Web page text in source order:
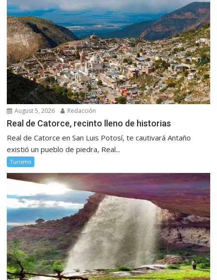
August 5, 2026 Redacción
Real de Catorce, recinto lleno de historias
Real de Catorce en San Luis Potosí, te cautivará Antaño
existió un pueblo de piedra, Real...
Turismo